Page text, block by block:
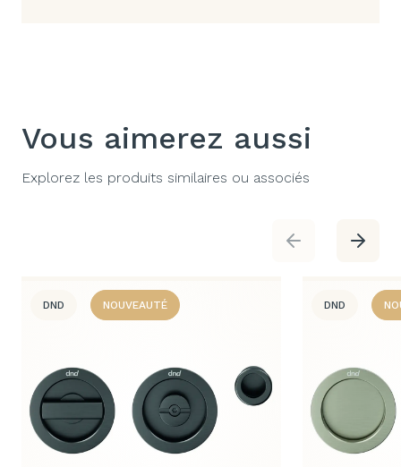
Vous aimerez aussi
Explorez les produits similaires ou associés
DND NOUVEAUTÉ DND